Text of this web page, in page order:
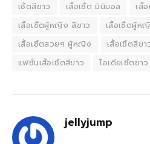
เชิ้ตสีขาว
เสื้อเชิ้ต มินิมอล
เสื้
เสื้อเชิ้ตผู้หญิง สีขาว
เสื้อเชิ้ตผู้ห
เสื้อเชิ้ตสวยๆ ผู้หญิง
เสื้อเชิ้ตสีขา
แฟชั่นเสื้อเชิ้ตสีขาว
ไอเดียเชิ้ตขาว
jellyjump